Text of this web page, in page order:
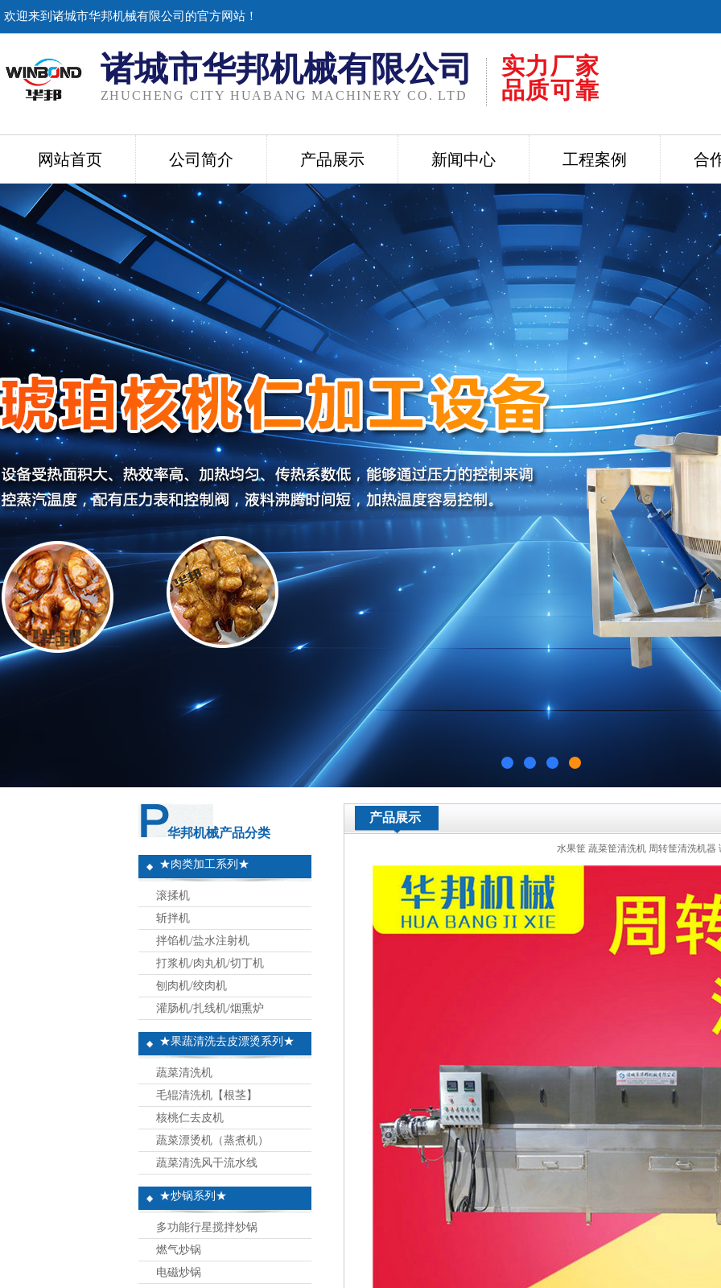
欢迎来到诸城市华邦机械有限公司的官方网站！
诸城市华邦机械有限公司
ZHUCHENG CITY HUABANG MACHINERY CO. LTD
实力厂家
品质可靠
网站首页 公司简介 产品展示 新闻中心 工程案例 合
华邦机械产品分类
★肉类加工系列★
滚揉机
斩拌机
拌馅机/盐水注射机
打浆机/肉丸机/切丁机
刨肉机/绞肉机
灌肠机/扎线机/烟熏炉
★果蔬清洗去皮漂烫系列★
蔬菜清洗机
毛辊清洗机【根茎】
核桃仁去皮机
蔬菜漂烫机（蒸煮机）
蔬菜清洗风干流水线
★炒锅系列★
多功能行星搅拌炒锅
燃气炒锅
电磁炒锅
产品展示
水果筐 蔬菜筐清洗机 周转筐清洗机器